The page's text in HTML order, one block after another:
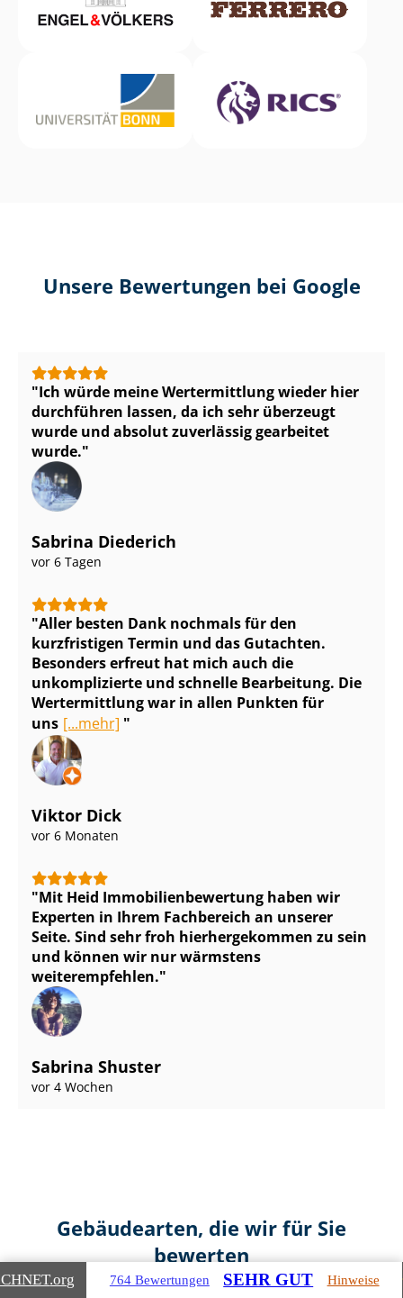
Unsere Bewertungen bei Google
Ich würde meine Wertermittlung wieder hier
durchführen lassen, da ich sehr überzeugt
wurde und absolut zuverlässig gearbeitet
wurde.
Sabrina Diederich
vor 6 Tagen
Aller besten Dank nochmals für den
kurzfristigen Termin und das Gutachten.
Besonders erfreut hat mich auch die
unkomplizierte und schnelle Bearbeitung. Die
Wertermittlung war in allen Punkten für
uns [...mehr]
Viktor Dick
vor 6 Monaten
Mit Heid Im­mo­bi­li­en­be­wer­tung haben wir
Experten in Ihrem Fachbereich an unserer
Seite. Sind sehr froh hierhergekommen zu sein
und können wir nur wärmstens
weiterempfehlen.
Sabrina Shuster
vor 4 Wochen
Gebäudearten, die wir für Sie
bewerten
.org 764 Bewertungen SEHR GUT Hinweise